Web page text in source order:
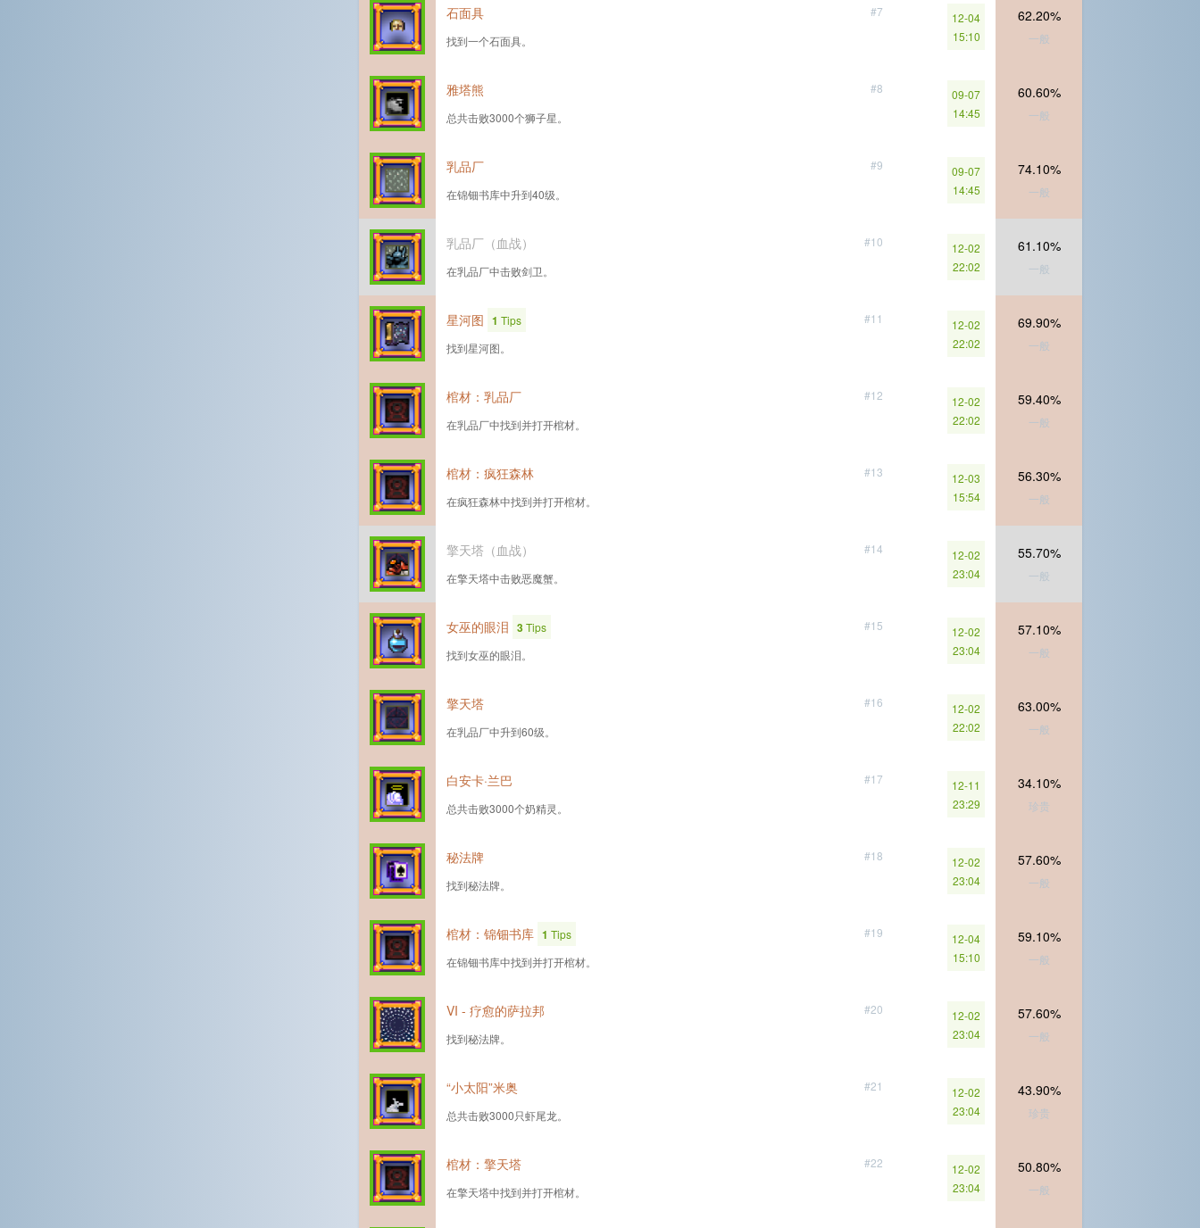
#7
石面具
找到一个石面具。
12-04
15:10
62.20%
一般
#8
雅塔熊
总共击败3000个狮子星。
09-07
14:45
60.60%
一般
#9
乳品厂
在锦钿书库中升到40级。
09-07
14:45
74.10%
一般
#10
乳品厂（血战）
在乳品厂中击败剑卫。
12-02
22:02
61.10%
一般
#11
星河图 1 Tips
找到星河图。
12-02
22:02
69.90%
一般
#12
棺材：乳品厂
在乳品厂中找到并打开棺材。
12-02
22:02
59.40%
一般
#13
棺材：疯狂森林
在疯狂森林中找到并打开棺材。
12-03
15:54
56.30%
一般
#14
擎天塔（血战）
在擎天塔中击败恶魔蟹。
12-02
23:04
55.70%
一般
#15
女巫的眼泪 3Tips
找到女巫的眼泪。
12-02
23:04
57.10%
一般
#16
擎天塔
在乳品厂中升到60级。
12-02
22:02
63.00%
一般
#17
白安卡·兰巴
总共击败3000个奶精灵。
12-11
23:29
34.10%
珍贵
#18
秘法牌
找到秘法牌。
12-02
23:04
57.60%
一般
#19
棺材：锦钿书库 1 Tips
在锦钿书库中找到并打开棺材。
12-04
15:10
59.10%
一般
#20
VI - 疗愈的萨拉邦
找到秘法牌。
12-02
23:04
57.60%
一般
#21
“小太阳”米奥
总共击败3000只虾尾龙。
12-02
23:04
43.90%
珍贵
#22
棺材：擎天塔
在擎天塔中找到并打开棺材。
12-02
23:04
50.80%
一般